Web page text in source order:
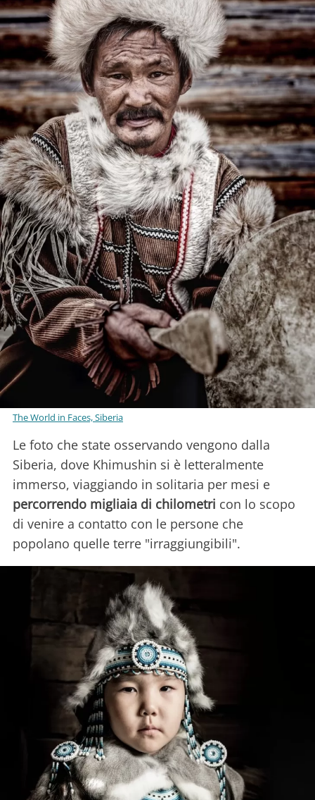
The World in Faces, Siberia
Le foto che state osservando vengono dalla
Siberia, dove Khimushin si è letteralmente
immerso, viaggiando in solitaria per mesi e
percorrendo migliaia di chilometri con lo scopo
di venire a contatto con le persone che
popolano quelle terre "irraggiungibili".